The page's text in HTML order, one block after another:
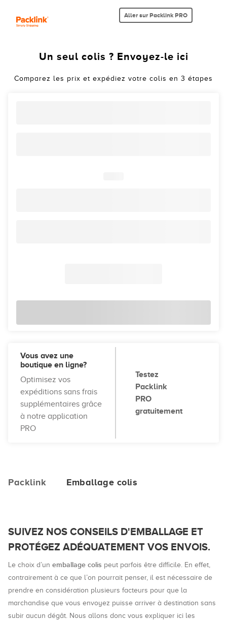
Aller sur Packlink PRO
Un seul colis ? Envoyez-le ici
Comparez les prix et expédiez votre colis en 3 étapes
Vous avez une
boutique en ligne?
Optimisez vos
expéditions sans frais
supplémentaires grâce
à notre application
PRO
Testez
Packlink
PRO
gratuitement
Packlink Emballage colis
SUIVEZ NOS CONSEILS D'EMBALLAGE ET
PROTÉGEZ ADÉQUATEMENT VOS ENVOIS.
Le choix d’un emballage colis peut parfois être difficile. En effet,
contrairement à ce que l’on pourrait penser, il est nécessaire de
prendre en considération plusieurs facteurs pour que la
marchandise que vous envoyez puisse arriver à destination sans
subir aucun dégât. Nous allons donc vous expliquer ici les